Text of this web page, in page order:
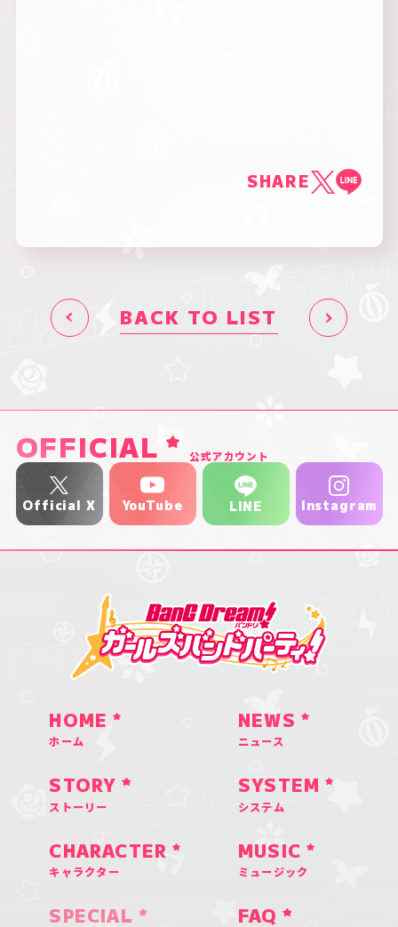
SHARE
BACK TO LIST
OFFICIAL 公式アカウント
Official X YouTube LINE Instagram
HOME
ホーム
NEWS
ニュース
STORY
ストーリー
SYSTEM
システム
CHARACTER
キャラクター
MUSIC
ミュージック
SPECIAL FAQ